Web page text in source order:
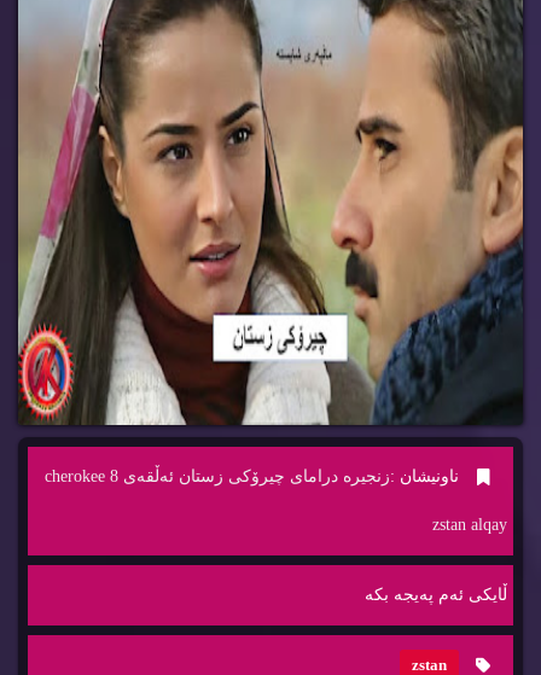
ناونیشان : زنجیره‌ درامای چیرۆكی زستان ئه‌ڵقه‌ی 8 cherokee
zstan alqay
ڵایكی ئه‌م په‌یجه‌ بكه‌
zstan